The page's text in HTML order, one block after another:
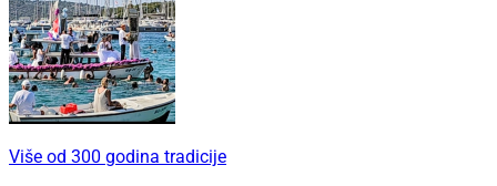
Više od 300 godina tradicije